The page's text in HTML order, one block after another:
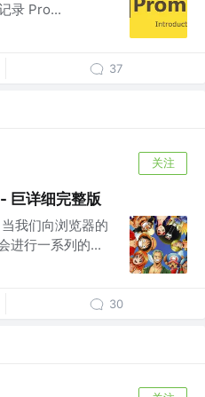
录 Pro...
37
关注
巨详细完整版
我们向浏览器的
进行一系列的...
30